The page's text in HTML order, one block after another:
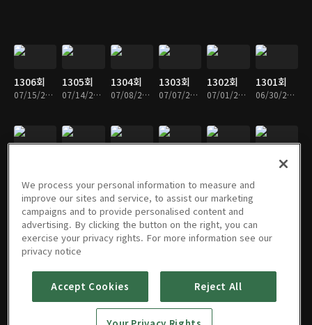
1306회
07/15/2026 • 49분
1305회
07/14/2026 • 49분
1304회
07/08/2026 • 49분
1303회
07/07/2026 • 49분
1302회
07/01/2026 • 49분
1301회
06/30/2026 • 49분
1295회
1294회
06/03/2026 • 49분
1293회 1292회 1291회 1290회 1289회
We process your personal information to measure and
improve our sites and service, to assist our marketing
campaigns and to provide personalised content and
advertising. By clicking the button on the right, you can
exercise your privacy rights. For more information see our
privacy notice
Accept Cookies Reject All